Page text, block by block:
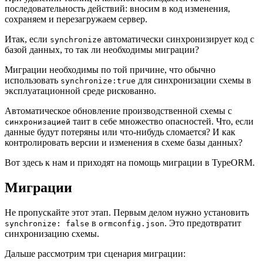
последовательность действий: вносим в код изменения,
сохраняем и перезагружаем сервер.
Итак, если synchronize автоматически синхронизирует код с
базой данных, то так ли необходимы миграции?
Миграции необходимы по той причине, что обычно
использовать synchronize:true для синхронизации схемы в
эксплуатационной среде рискованно.
Автоматическое обновление производственной схемы с
синхронизацией таит в себе множество опасностей. Что, если
данные будут потеряны или что-нибудь сломается? И как
контролировать версии и изменения в схеме базы данных?
Вот здесь к нам и приходят на помощь миграции в TypeORM.
Миграции
Не пропускайте этот этап. Первым делом нужно установить
synchronize: false в ormconfig.json. Это предотвратит
синхронизацию схемы.
Дальше рассмотрим три сценария миграции: